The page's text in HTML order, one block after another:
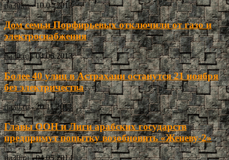
ria30.ru - 10.04.2013
Дом семьи Порфирьевых отключили от газо и
электроснабжения
ria30.ru - 04.06.2013
Более 40 улиц в Астрахани останутся 21 ноября
без электричества
ria30.ru - 20.11.2013
Главы ООН и Лиги арабских государств
предпримут попытку возобновить «Женеву-2»
ria30.ru - 04.05.2014